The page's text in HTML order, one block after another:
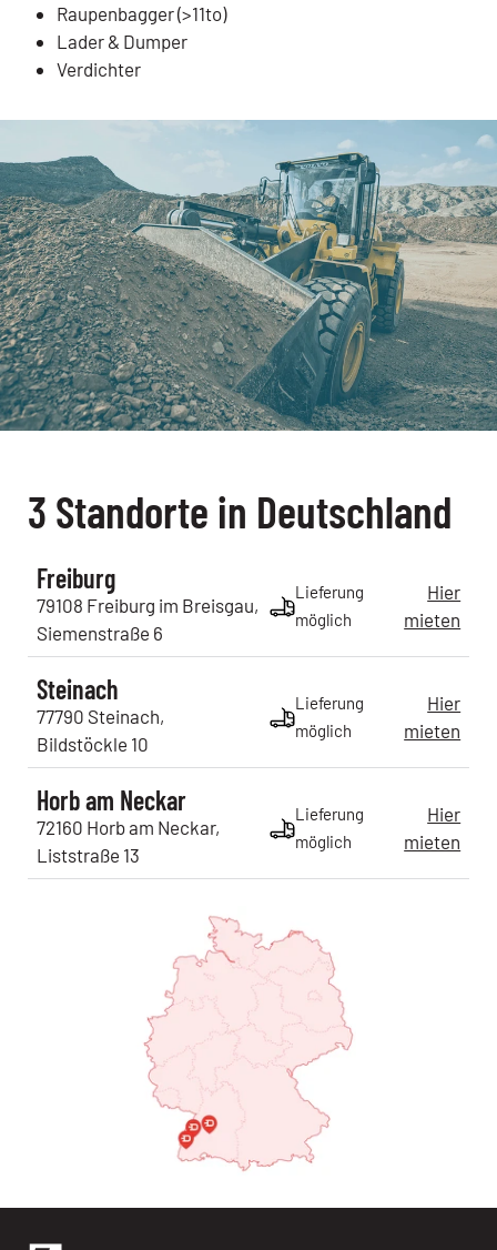
Raupenbagger (>11to)
Lader & Dumper
Verdichter
3 Standorte in Deutschland
Freiburg
79108 Freiburg im Breisgau,
Siemenstraße 6
Lieferung
möglich
Hier
mieten
Steinach
77790 Steinach,
Bildstöckle 10
Lieferung
möglich
Hier
mieten
Horb am Neckar
72160 Horb am Neckar,
Liststraße 13
Lieferung
möglich
Hier
mieten